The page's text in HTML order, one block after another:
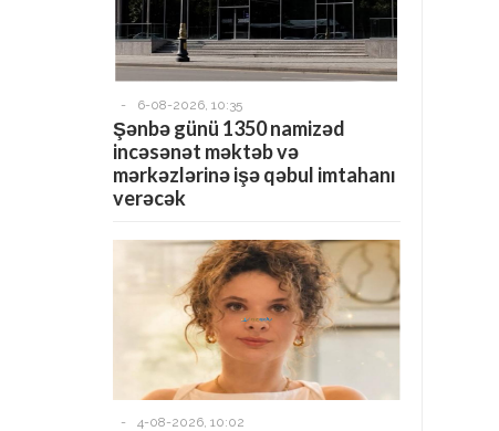
- 6-08-2026, 10:35
Şənbə günü 1350 namizəd
incəsənət məktəb və
mərkəzlərinə işə qəbul imtahanı
verəcək
- 4-08-2026, 10:02